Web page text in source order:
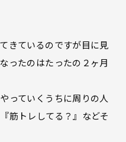
きているのですが目に見
ったのはたったの２ヶ月
っていくうちに周りの人
筋トレしてる？』などそ